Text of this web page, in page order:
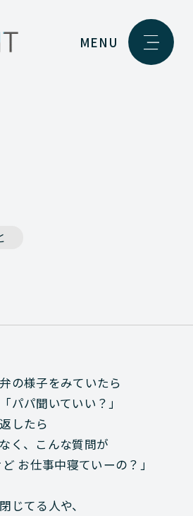
MENU
の様子をみていたら
パパ聞いていい？」
したら
く、こんな質問が
お仕事中寝ていーの？」
じてる人や、